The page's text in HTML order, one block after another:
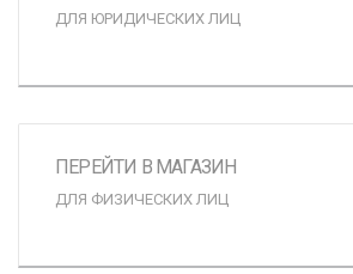
ДЛЯ ЮРИДИЧЕСКИХ ЛИЦ
ПЕРЕЙТИ В МАГАЗИН
ДЛЯ ФИЗИЧЕСКИХ ЛИЦ